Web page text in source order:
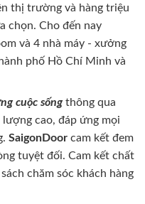
thị trường và hàng triệu
chọn. Cho đến nay
và 4 nhà máy - xưởng
phố Hồ Chí Minh và
cuộc sốngthông qua
cao, đáp ứng mọi
SaigonDoor cam kết đem
tuyệt đối. Cam kết chất
chăm sóc khách hàng